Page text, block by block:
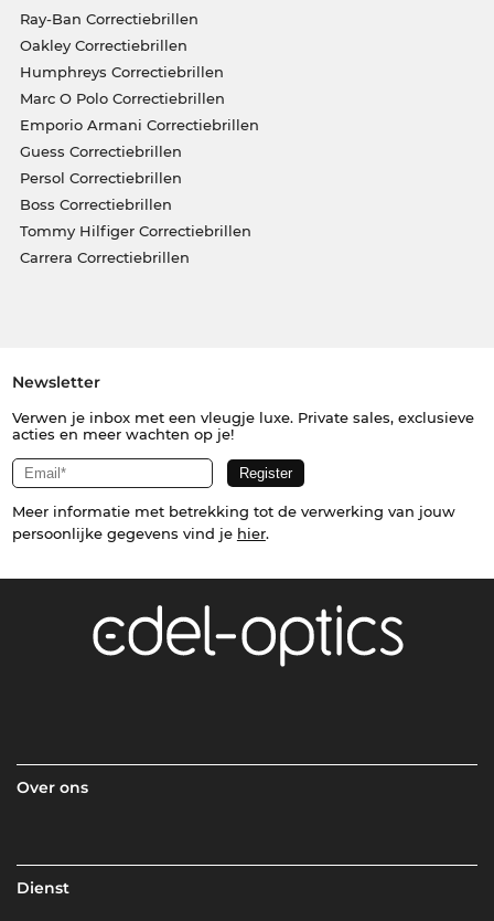
Ray-Ban Correctiebrillen
Oakley Correctiebrillen
Humphreys Correctiebrillen
Marc O Polo Correctiebrillen
Emporio Armani Correctiebrillen
Guess Correctiebrillen
Persol Correctiebrillen
Boss Correctiebrillen
Tommy Hilfiger Correctiebrillen
Carrera Correctiebrillen
Newsletter
Verwen je inbox met een vleugje luxe. Private sales, exclusieve
acties en meer wachten op je!
Meer informatie met betrekking tot de verwerking van jouw
persoonlijke gegevens vind je hier.
Over ons
Dienst